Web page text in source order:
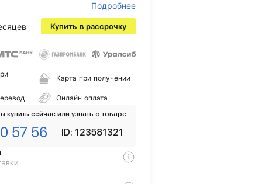
Подробнее
Купить в рассрочку
Карта при получении
Онлайн оплата
купить сейчас или узнать о товаре
57 56
ID: 123581321